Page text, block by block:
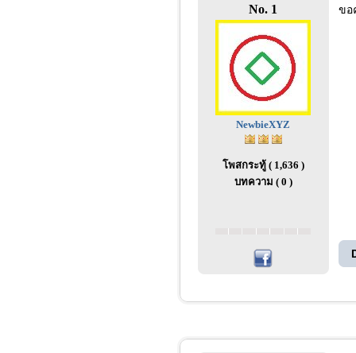
No. 1
NewbieXYZ
โพสกระทู้ ( 1,636 )
บทความ ( 0 )
ขอ